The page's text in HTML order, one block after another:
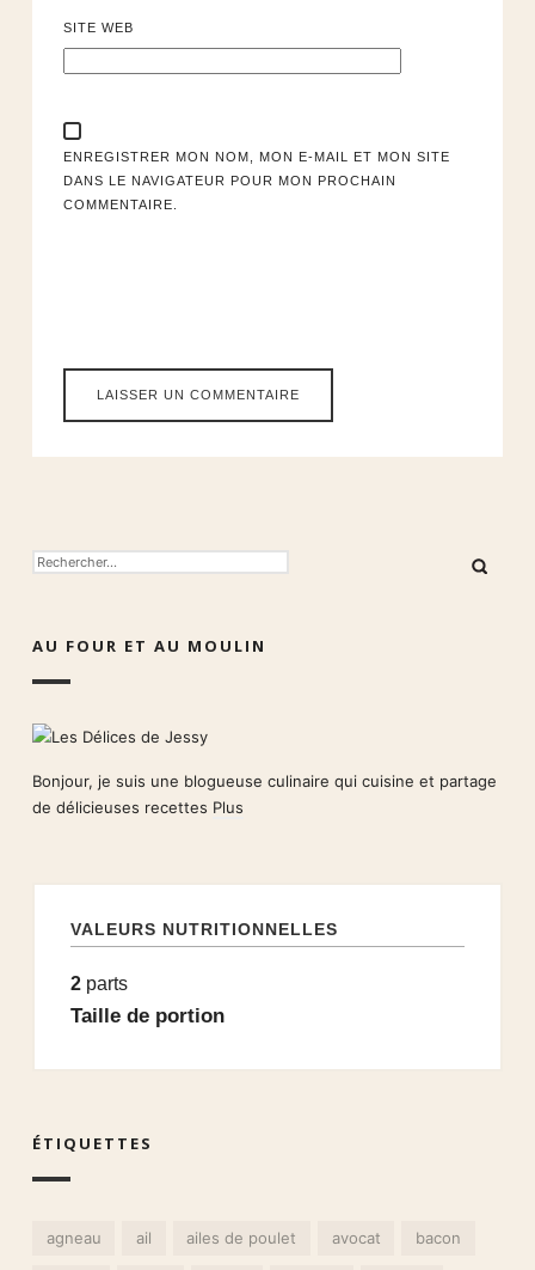
SITE WEB
ENREGISTRER MON NOM, MON E-MAIL ET MON SITE
DANS LE NAVIGATEUR POUR MON PROCHAIN
COMMENTAIRE.
RECHERCHER :
AU FOUR ET AU MOULIN
Bonjour, je suis une blogueuse culinaire qui cuisine et partage
de délicieuses recettes Plus
VALEURS NUTRITIONNELLES
2parts
Taille de portion
ÉTIQUETTES
agneau ail ailes de poulet avocat bacon